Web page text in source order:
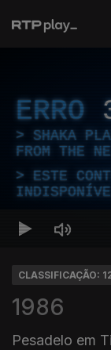
ERRO
SHAKA
FROM THE
ESTE
CLASSIFICAÇÃO:
1986
Pesadelo em